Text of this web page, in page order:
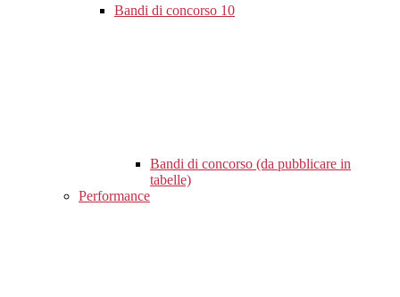
Bandi di concorso 10
Bandi di concorso (da pubblicare in
tabelle)
Performance